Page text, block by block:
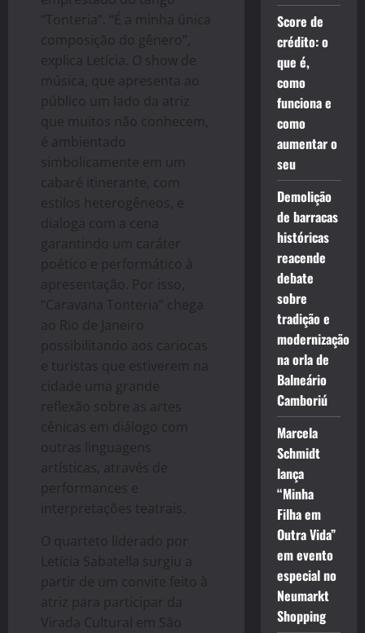
“Tonteria”. “É a minha única
composição do gênero”,
explica Letícia. O show de
música, que apresenta ao
público um lado da atriz
que muitos não conhecem,
é ambientado
simbolicamente em um
cabaré itinerante, com
estilos heterogêneos, e
dialoga com a cena
garantindo um caráter
poético e performático à
apresentação. Por isso,
“Caravana Tonteria” chega
ao Rio de Janeiro
possibilitando aos cariocas
e turistas que estiverem na
cidade uma grande
reflexão sobre as artes
cênicas em diálogo com
outras linguagens
artísticas, através de
performances e
interpretações teatrais.
O quarteto liderado por
Letícia Sabatella surgiu a
partir de um convite feito à
atriz para participar da
Virada Cultural em São
Score de
crédito: o
que é,
como
funciona e
como
aumentar o
seu
Demolição
de barracas
históricas
reacende
debate
sobre
tradição e
modernização
na orla de
Balneário
Camboriú
Marcela
Schmidt
lança
“Minha
Filha em
Outra Vida”
em evento
especial no
Neumarkt
Shopping